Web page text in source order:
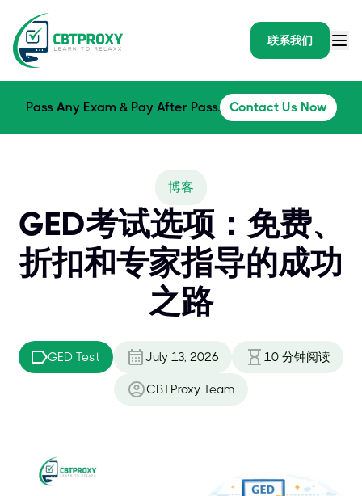
联系我们
Pass Any Exam & Pay After Pass. Contact Us Now
博客
GED考试选项：免费、
折扣和专家指导的成功
之路
GED Test July 13, 2026 10 分钟阅读
CBTProxy Team